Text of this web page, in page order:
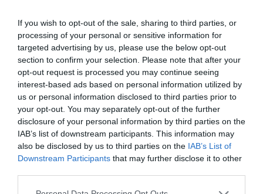
If you wish to opt-out of the sale, sharing to third parties, or
processing of your personal or sensitive information for
targeted advertising by us, please use the below opt-out
section to confirm your selection. Please note that after your
opt-out request is processed you may continue seeing
interest-based ads based on personal information utilized by
us or personal information disclosed to third parties prior to
your opt-out. You may separately opt-out of the further
disclosure of your personal information by third parties on the
IAB’s list of downstream participants. This information may
also be disclosed by us to third parties on the IAB’s List of
Downstream Participants that may further disclose it to other
Ακολουθήστε το Culturenow.gr στοGoogle News
μάθετε πρώτοι όλες τις ειδήσεις
Δείτε όλα τατελευταία νέαγια την Τέχνη και τον
Πολιτισμό στοCulturenow.gr
Νέοι Διαγωνισμοί ❯
Tags
TEMPUS VERUM - ΕΝ ΑΘΗΝΑΙΣ